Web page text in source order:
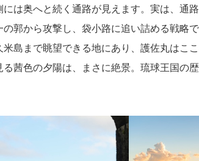
は奥へと続く通路が見えます。実は、通
郭から攻撃し、袋小路に追い詰める戦略
島まで眺望できる地にあり、護佐丸はこ
茜色の夕陽は、まさに絶景。琉球王国の